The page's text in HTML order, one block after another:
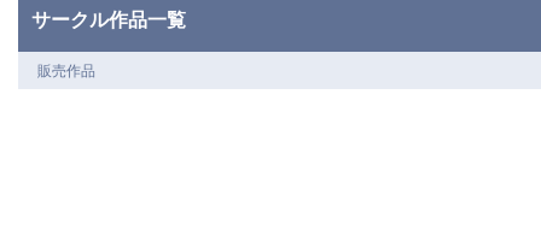
サークル作品一覧
販売作品